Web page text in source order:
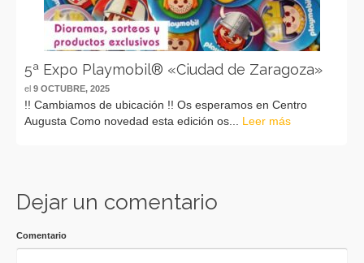
5ª Expo Playmobil® «Ciudad de Zaragoza»
el 9 OCTUBRE, 2025
!! Cambiamos de ubicación !! Os esperamos en Centro
Augusta Como novedad esta edición os... Leer más
Dejar un comentario
Comentario